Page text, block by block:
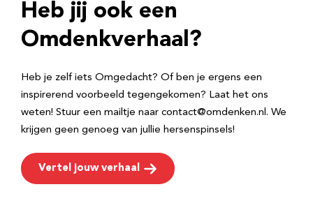
r
e
Heb jij ook een
Omdenkverhaal?
Heb je zelf iets Omgedacht? Of ben je ergens een
inspirerend voorbeeld tegengekomen? Laat het ons
weten! Stuur een mailtje naar contact@omdenken.nl. We
krijgen geen genoeg van jullie hersenspinsels!
Vertel jouw verhaal